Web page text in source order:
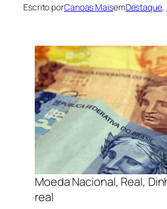
Escrito porCanoas MaisemDestaque,
Moeda Nacional, Real,
real